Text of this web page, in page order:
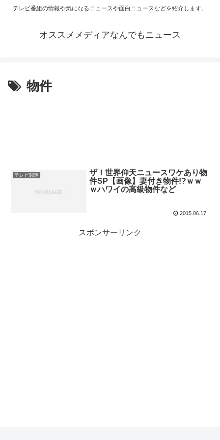
テレビ番組の情報や気になるニュースや面白ニュースなどを紹介します。
オススメメディアなんでもニュース
物件
テレビ関連
ザ！世界仰天ニュースワケあり物
件SP【画像】妻付き物件!?ｗｗ
ｗハワイの高級物件など
2015.06.17
スポンサーリンク